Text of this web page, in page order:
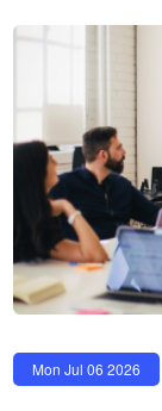
Mon Jul 06 2026